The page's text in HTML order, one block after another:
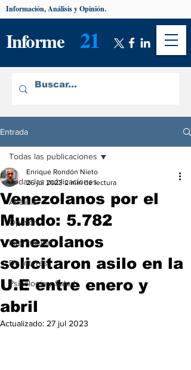
Informe 21
Información, Análisis y Opinión.
Entrada
Todas las publicaciones
Análisis
Opinión
Información
De interés
Psicología y Salud
Todas las publicaciones
Venezolanos por el
Mundo: 5.782
venezolanos
solicitaron asilo en la
U.E entre enero y
abril
Enrique Rondón Nieto
26 jul 2023 2 min de lectura
Actualizado: 27 jul 2023